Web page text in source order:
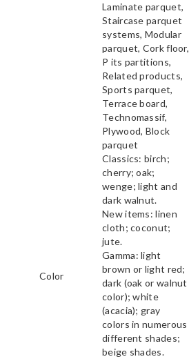
Laminate parquet,
Staircase parquet
systems, Modular
parquet, Cork floor,
P its partitions,
Related products,
Sports parquet,
Terrace board,
Technomassif,
Plywood, Block
parquet
Color
Classics: birch;
cherry; oak;
wenge; light and
dark walnut.
New items: linen
cloth; coconut;
jute.
Gamma: light
brown or light red;
dark (oak or walnut
color); white
(acacia); gray
colors in numerous
different shades;
beige shades.